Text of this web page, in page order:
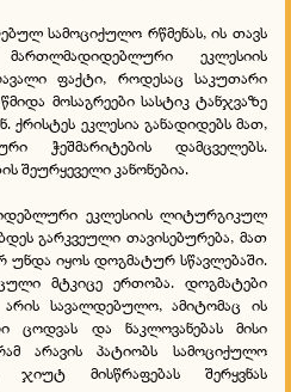
სამოციქულო რწმენას, ის თავს
მართლმადიდებლური ეკლესიის
ფაქტი, როდესაც საკუთარი
მოსაგრეები სასტიკ ტანჯვაზე
ეკლესია განადიდებს მათ,
ჭეშმარიტების დამცველებს.
შეურყეველი კანონებია.
ეკლესიის ლიტურგიკულ
გარკვეული თავისებურება, მათ
უნდა იყოს დოგმატურ სწავლებაში.
მტკიცე ერთობა. დოგმატები
არის სავალდებულო, ამიტომაც ის
ცოდვას და ნაკლოვანებას მისი
არავის პატიობს სამოციქულო
ჯიუტ მისწრაფებას შერყვნას